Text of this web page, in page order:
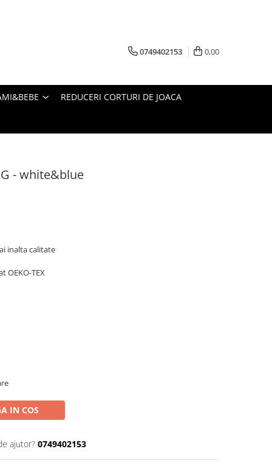
0749402153 0,00
REDUCERI CORTURI DE JOACA
- white&blue
inalta calitate
OEKO-TEX
IN COS
ajutor? 0749402153